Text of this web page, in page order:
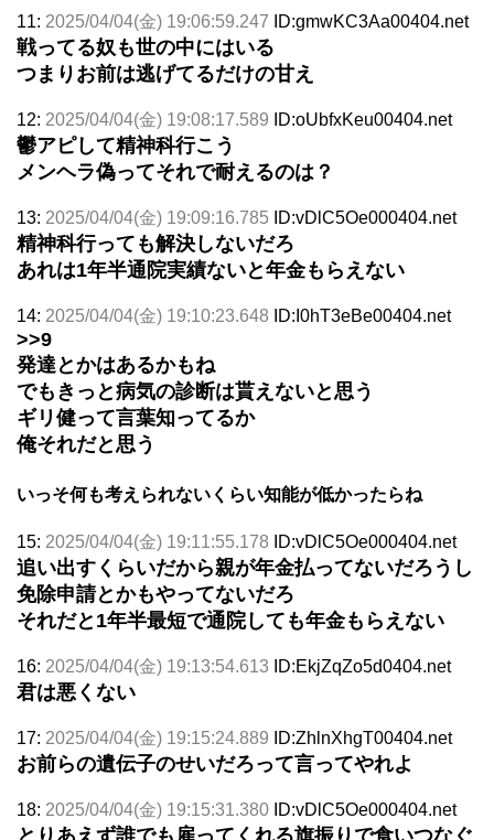
11: 2025/04/04(金) 19:06:59.247 ID:gmwKC3Aa00404.net
戦ってる奴も世の中にはいる
つまりお前は逃げてるだけの甘え
12: 2025/04/04(金) 19:08:17.589 ID:oUbfxKeu00404.net
鬱アピして精神科行こう
メンヘラ偽ってそれで耐えるのは？
13: 2025/04/04(金) 19:09:16.785 ID:vDlC5Oe000404.net
精神科行っても解決しないだろ
あれは1年半通院実績ないと年金もらえない
14: 2025/04/04(金) 19:10:23.648 ID:I0hT3eBe00404.net
>>9
発達とかはあるかもね
でもきっと病気の診断は貰えないと思う
ギリ健って言葉知ってるか
俺それだと思う
いっそ何も考えられないくらい知能が低かったらね
15: 2025/04/04(金) 19:11:55.178 ID:vDlC5Oe000404.net
追い出すくらいだから親が年金払ってないだろうし
免除申請とかもやってないだろ
それだと1年半最短で通院しても年金もらえない
16: 2025/04/04(金) 19:13:54.613 ID:EkjZqZo5d0404.net
君は悪くない
17: 2025/04/04(金) 19:15:24.889 ID:ZhlnXhgT00404.net
お前らの遺伝子のせいだろって言ってやれよ
18: 2025/04/04(金) 19:15:31.380 ID:vDlC5Oe000404.net
とりあえず誰でも雇ってくれる旗振りで食いつなぐ